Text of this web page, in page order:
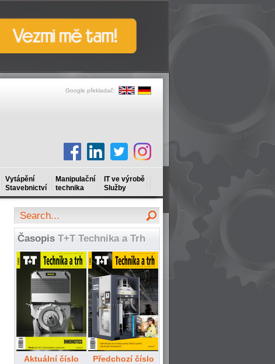
Google překladač:
Vytápění
Stavebnictví
Manipulační
technika
IT ve výrobě
Služby
Časopis T+T Technika a Trh
Aktuální číslo Předchozí číslo